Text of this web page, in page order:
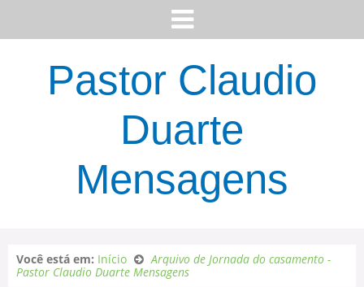
Pastor Claudio
Duarte
Mensagens
Você está em: Início
Arquivo de Jornada do casamento -
Pastor Claudio Duarte Mensagens